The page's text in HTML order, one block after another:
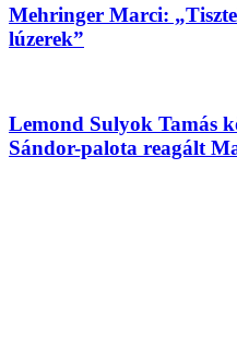
Mehringer Marci:
lúzerek”
Lemond Sulyok Tamás
Sándor-palota reagált